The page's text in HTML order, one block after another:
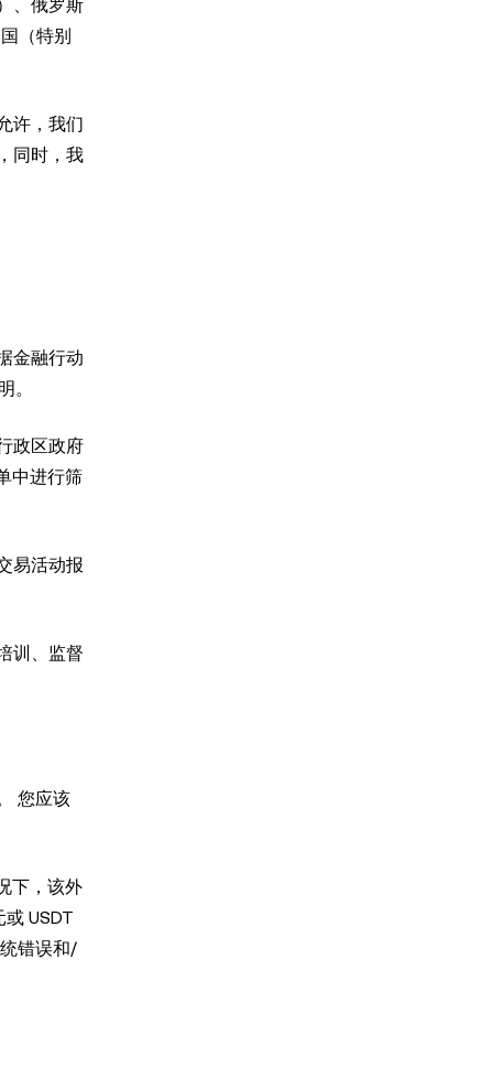
、俄罗斯
（特别
许，我们
同时，我
金融行动
。
政区政府
中进行筛
易活动报
训、监督
您应该
下，该外
USDT
错误和/